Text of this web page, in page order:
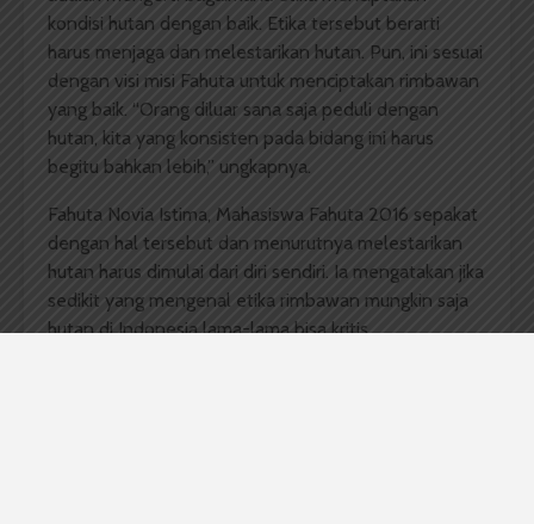
kondisi hutan dengan baik. Etika tersebut berarti
harus menjaga dan melestarikan hutan. Pun, ini sesuai
dengan visi misi Fahuta untuk menciptakan rimbawan
yang baik. “Orang diluar sana saja peduli dengan
hutan, kita yang konsisten pada bidang ini harus
begitu bahkan lebih,” ungkapnya.
Fahuta Novia Istima, Mahasiswa Fahuta 2016 sepakat
dengan hal tersebut dan menurutnya melestarikan
hutan harus dimulai dari diri sendiri. Ia mengatakan jika
sedikit yang mengenal etika rimbawan mungkin saja
hutan di Indonesia lama-lama bisa kritis.